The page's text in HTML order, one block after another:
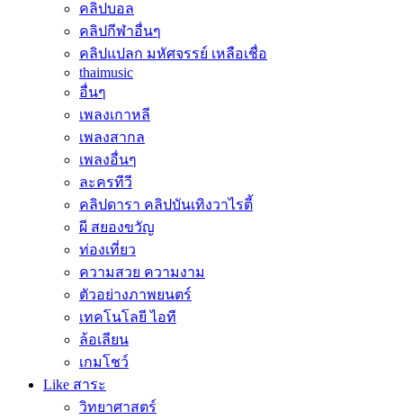
คลิปบอล
คลิปกีฬาอื่นๆ
คลิปแปลก มหัศจรรย์ เหลือเชื่อ
thaimusic
อื่นๆ
เพลงเกาหลี
เพลงสากล
เพลงอื่นๆ
ละครทีวี
คลิปดารา คลิปบันเทิงวาไรตี้
ผี สยองขวัญ
ท่องเที่ยว
ความสวย ความงาม
ตัวอย่างภาพยนตร์
เทคโนโลยี ไอที
ล้อเลียน
เกมโชว์
Like สาระ
วิทยาศาสตร์